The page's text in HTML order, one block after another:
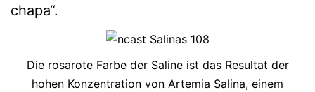
chapa“.
Die rosarote Farbe der Saline ist das Resultat der
hohen Konzentration von Artemia Salina, einem